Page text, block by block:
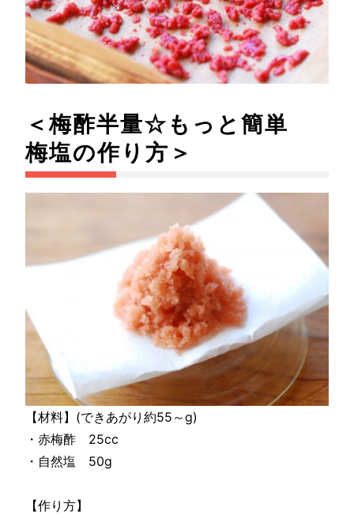
＜梅酢半量☆もっと簡単
梅塩の作り方＞
【材料】(できあがり約55～g)
・赤梅酢 25cc
・自然塩 50g
【作り方】